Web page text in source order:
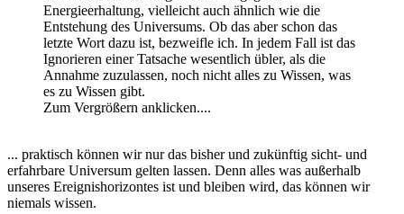
Energieerhaltung, vielleicht auch ähnlich wie die
Entstehung des Universums. Ob das aber schon das
letzte Wort dazu ist, bezweifle ich. In jedem Fall ist das
Ignorieren einer Tatsache wesentlich übler, als die
Annahme zuzulassen, noch nicht alles zu Wissen, was
es zu Wissen gibt.
Zum Vergrößern anklicken....
... praktisch können wir nur das bisher und zukünftig sicht- und
erfahrbare Universum gelten lassen. Denn alles was außerhalb
unseres Ereignishorizontes ist und bleiben wird, das können wir
niemals wissen.